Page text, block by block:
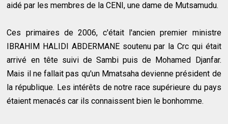
aidé par les membres de la CENI, une dame de Mutsamudu.
Ces primaires de 2006, c'était l'ancien premier ministre
IBRAHIM HALIDI ABDERMANE soutenu par la Crc qui était
arrivé en tête suivi de Sambi puis de Mohamed Djanfar.
Mais il ne fallait pas qu'un Mmatsaha devienne président de
la république. Les intérêts de notre race supérieure du pays
étaient menacés car ils connaissent bien le bonhomme.